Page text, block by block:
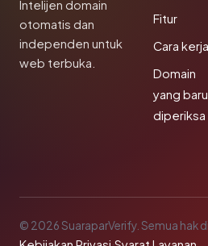
Intelijen domain
otomatis dan
independen untuk
web terbuka.
Fitur
Cara kerja
Domain
yang baru
diperiksa
© 2026 SuaraparVerify. Semua hak